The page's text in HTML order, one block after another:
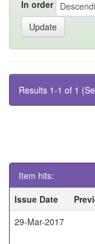
In order
Results 1-1 of 1
Item hits:
Issue Date
29-Mar-2017